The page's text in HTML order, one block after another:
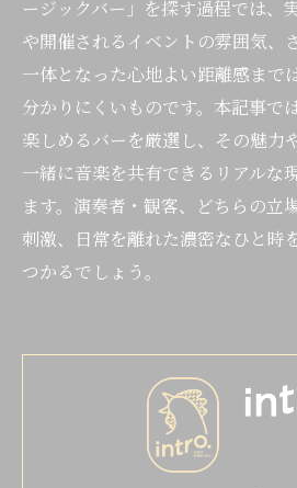
ージックバー」を探す過程では、
や開催されるイベントの雰囲気、
一体となった心地よい距離感まで
分かりにくいものです。本記事で
楽しめるバーを厳選し、その魅力
一緒に音楽を共有できるリアルな
ます。演奏者・観客、どちらの立
刺激、日常を離れた濃密なひと時
つかるでしょう。